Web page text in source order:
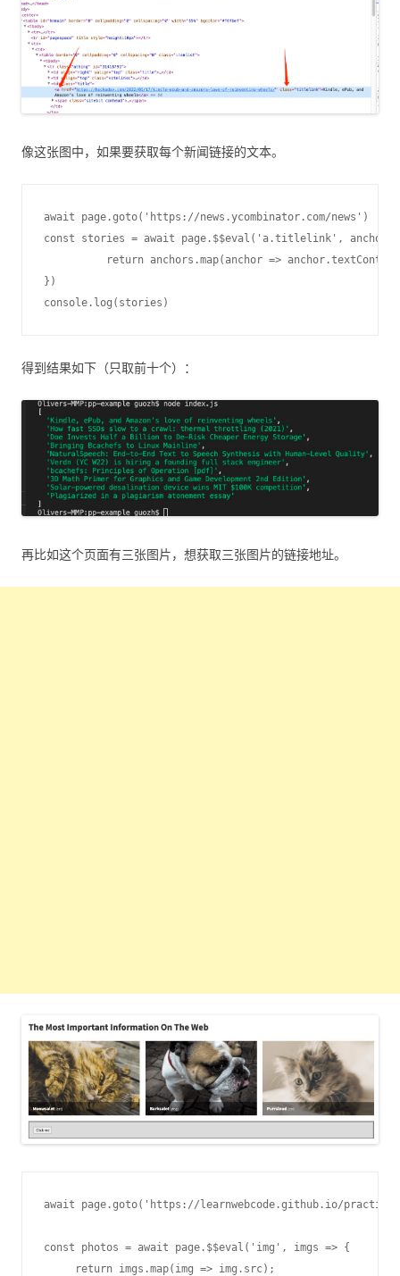
像这张图中，如果要获取每个新闻链接的文本。
await page.goto('https://news.ycombinator.com/news')
const stories = await page.$$eval('a.titlelink', anchors
return anchors.map(anchor =>
})
得到结果如下（只取前十个）：
再比如这个页面有三张图片，想获取三张图片的链接地址。
await page.goto('https://learnwebcode.github.io/
const photos = await page.$$eval('img', imgs => {
     return imgs.map(img => img.src);